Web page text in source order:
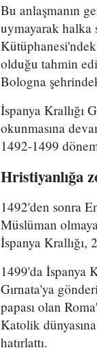
Bu anlaşmanın
uymayarak halka
olduğu tahmin
Bologna
İspanya Krallığı
okunmasına
1492-1499
Hristiyanlığa
1492'den sonra
Müslüman
İspanya Krallığı,
1499'da İspanya
Gırnata'ya
papası olan
Katolik
hatırlattı.